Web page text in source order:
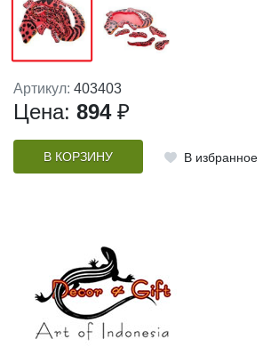
Артикул: 403403
Цена: 894 ₽
В КОРЗИНУ В избранное